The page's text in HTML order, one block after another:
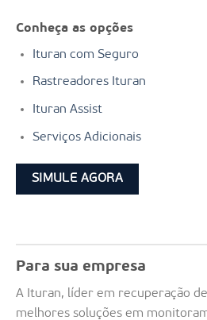
Conheça as opções
Ituran com Seguro
Rastreadores Ituran
Ituran Assist
Serviços Adicionais
SIMULE AGORA
Para sua empresa
A Ituran, líder em recuperação
melhores soluções em